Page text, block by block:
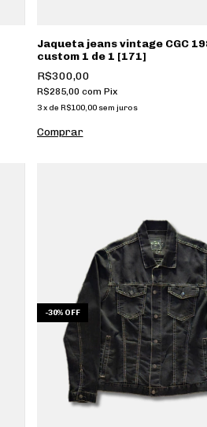
Jaqueta jeans vintage CGC
custom 1 de 1 [171]
R$300,00
R$285,00 com Pix
3 x de R$100,00 sem juros
-30% OFF